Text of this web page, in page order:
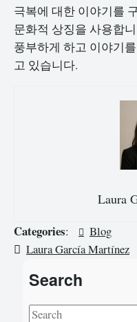
극복에 대한 이야기를
문화적 상징을 사용합
풍부하게 하고 이야기
고 있습니다.
Laura
Categories:
Blog
Laura García Martínez
Search
S